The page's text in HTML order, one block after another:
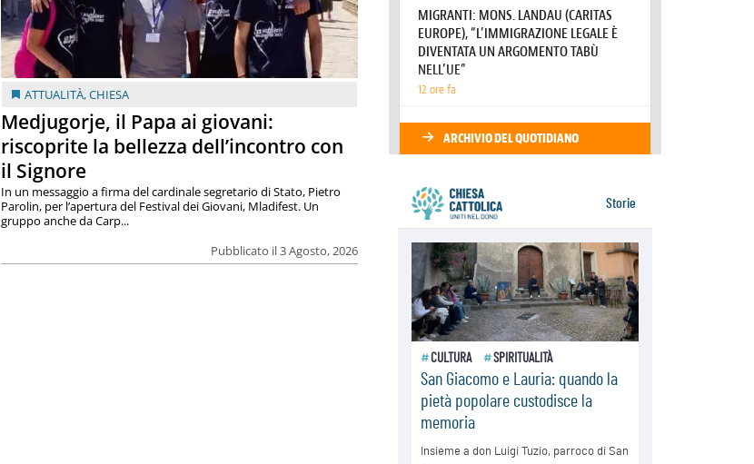
ATTUALITÀ,CHIESA
Medjugorje, il Papa ai giovani:
riscoprite la bellezza dell’incontro con
il Signore
Pubblicato il 3 Agosto, 2026
In un messaggio a firma del cardinale segretario di Stato, Pietro
Parolin, per l’apertura del Festival dei Giovani, Mladifest. Un
gruppo anche da Carp...
sentire chi benedice la guerra. Il
Papa unica voce di pace
05.08.2026
Venezuela, don Pagniello: "Nel
Migranti, UE compatta su Ceuta:
superata una prova difficile